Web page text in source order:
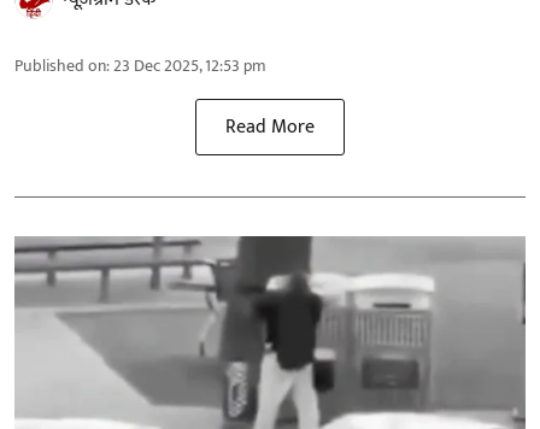
Published on:23 Dec 2025, 12:53 pm
Read More